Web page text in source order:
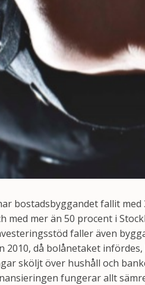
bostadsbyggandet fallit med
med mer än 50 procent i
faller även
2010, då bolånetaket
sköljt över hushåll och
fungerar allt